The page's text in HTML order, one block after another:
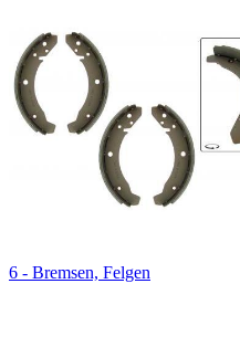
6 - Bremsen, Felgen